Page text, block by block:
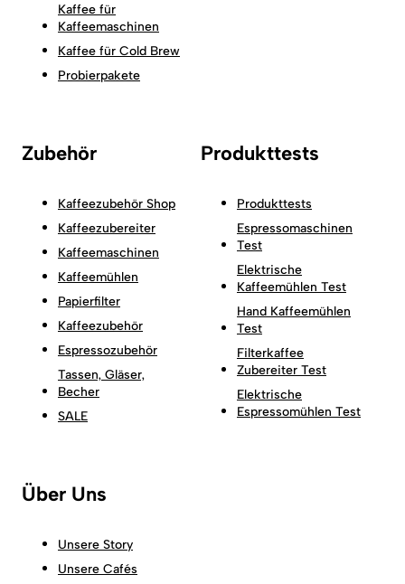
Kaffee für
Kaffeemaschinen
Kaffee für Cold Brew
Probierpakete
Zubehör
Kaffeezubehör Shop
Kaffeezubereiter
Kaffeemaschinen
Kaffeemühlen
Papierfilter
Kaffeezubehör
Espressozubehör
Tassen, Gläser,
Becher
SALE
Produkttests
Produkttests
Espressomaschinen
Test
Elektrische
Kaffeemühlen Test
Hand Kaffeemühlen
Test
Filterkaffee
Zubereiter Test
Elektrische
Espressomühlen Test
Über Uns
Unsere Story
Unsere Cafés